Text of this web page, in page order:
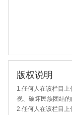
版权说明
1.任何人在该栏目
视、破坏民族团结的
2.任何人在该栏目